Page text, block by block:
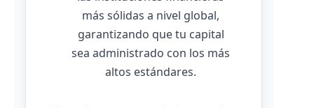
más sólidas a nivel global,
garantizando que tu capital
sea administrado con los más
altos estándares.